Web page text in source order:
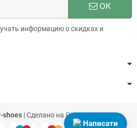
ОК
информацию о скидках и
shoes | Сделано на PrestaShop
Написати